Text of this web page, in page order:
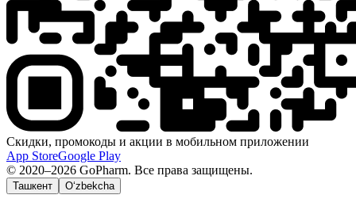
Скидки, промокоды и акции в мобильном приложении
App StoreGoogle Play
© 2020–2026 GoPharm. Все права защищены.
Ташкент O‘zbekcha